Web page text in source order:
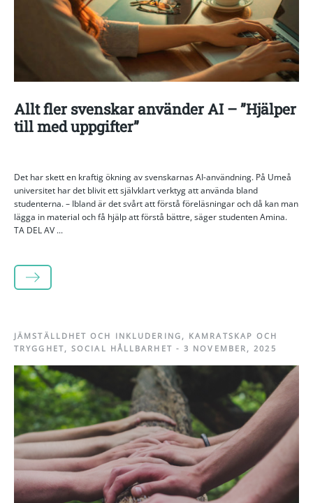
Allt fler svenskar använder AI – ”Hjälper
till med uppgifter”
Det har skett en kraftig ökning av svenskarnas AI-användning. På Umeå
universitet har det blivit ett självklart verktyg att använda bland
studenterna. – Ibland är det svårt att förstå föreläsningar och då kan man
lägga in material och få hjälp att förstå bättre, säger studenten Amina.
TA DEL AV ...
LÄS MER
JÄMSTÄLLDHET OCH INKLUDERING , KAMRATSKAP OCH
TRYGGHET,SOCIAL HÅLLBARHET -3 NOVEMBER, 2025